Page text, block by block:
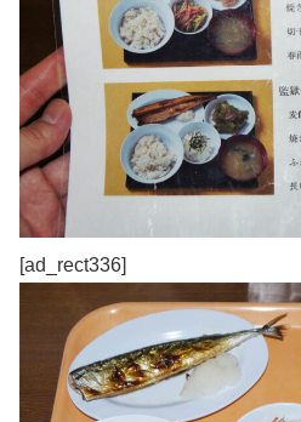
[ad_rect336]